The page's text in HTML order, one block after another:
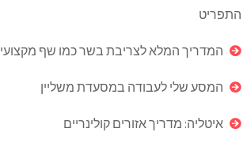
התפריט
המדריך המלא לצריבת בשר כמו שף מקצועי
המסע שלי לעבודה במסעדת משליין
איטליה: מדריך אזורים קולינריים